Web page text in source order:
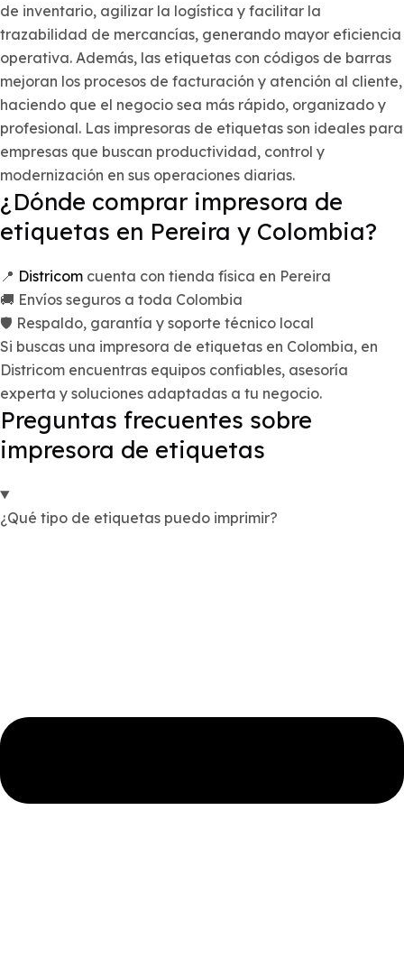
de inventario, agilizar la logística y facilitar la
trazabilidad de mercancías, generando mayor eficiencia
operativa. Además, las etiquetas con códigos de barras
mejoran los procesos de facturación y atención al cliente,
haciendo que el negocio sea más rápido, organizado y
profesional. Las impresoras de etiquetas son ideales para
empresas que buscan productividad, control y
modernización en sus operaciones diarias.
¿Dónde comprar impresora de
etiquetas en Pereira y Colombia?
📍 Districom cuenta con tienda física en Pereira
🚚 Envíos seguros a toda Colombia
🛡️ Respaldo, garantía y soporte técnico local
Si buscas una impresora de etiquetas en Colombia, en
Districom encuentras equipos confiables, asesoría
experta y soluciones adaptadas a tu negocio.
Preguntas frecuentes sobre
impresora de etiquetas
¿Qué tipo de etiquetas puedo imprimir?